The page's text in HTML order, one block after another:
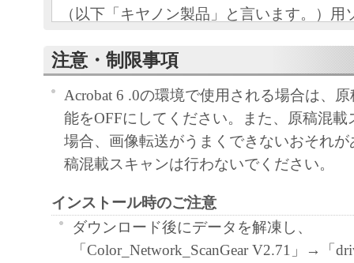
（以下「キヤノン製品」と言います。）用
以下「本ソフトウェア」と言います。）を
す。）との間の契約書です。
お客様は、『同意』を示す下記のボタンを
点、または「本ソフトウェア」の使用のい
お客様が本契約書に同意できない場合、「
ア」を使用することはできません。
注意・制限事項
Acrobat 6 .0の環境で使用される場合は、
能をOFFにしてください。また、原稿混載
場合、画像転送がうまくできないおそれ
稿混載スキャンは行わないでください。
インストール時のご注意
ダウンロード後にデータを解凍し、
「Color_Network_ScanGear V2.71」→「